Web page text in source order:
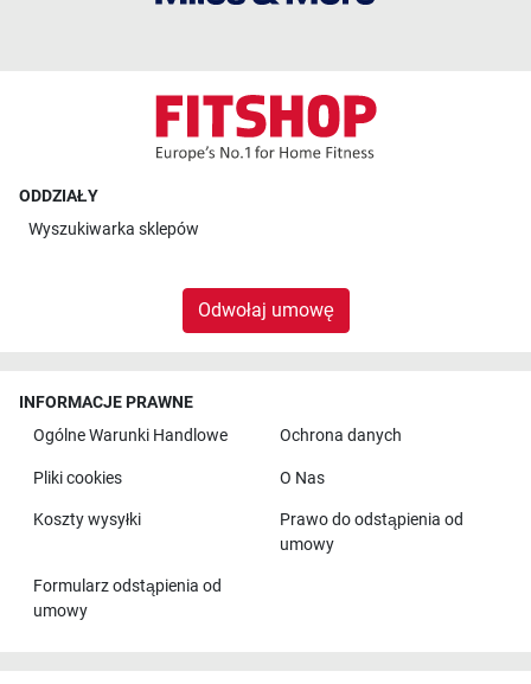
ODDZIAŁY
Wyszukiwarka sklepów
Odwołaj umowę
INFORMACJE PRAWNE
Ogólne Warunki Handlowe
Ochrona danych
Pliki cookies O Nas
Koszty wysyłki
Prawo do odstąpienia od
umowy
Formularz odstąpienia od
umowy